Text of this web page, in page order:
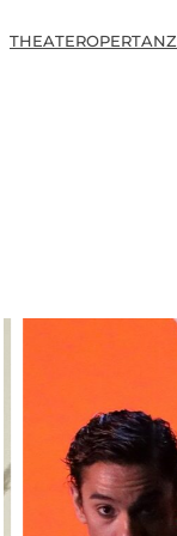
THEATEROPERTANZ